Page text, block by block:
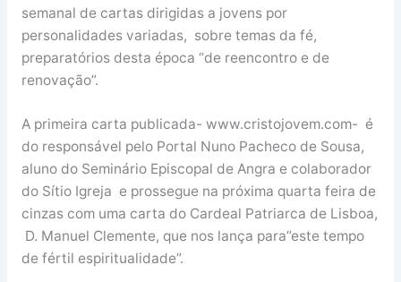
semanal de cartas dirigidas a jovens por
personalidades variadas, sobre temas da fé,
preparatórios desta época “de reencontro e de
renovação”.
A primeira carta publicada- www.cristojovem.com- é
do responsável pelo Portal Nuno Pacheco de Sousa,
aluno do Seminário Episcopal de Angra e colaborador
do Sítio Igreja e prossegue na próxima quarta feira de
cinzas com uma carta do Cardeal Patriarca de Lisboa,
D. Manuel Clemente, que nos lança para”este tempo
de fértil espiritualidade”.